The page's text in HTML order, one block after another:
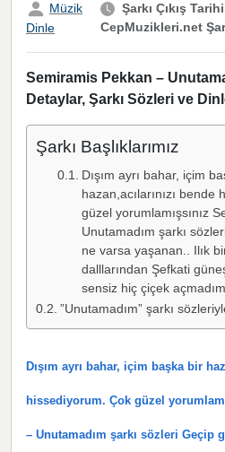
Müzik
Dinle
Şarkı Çıkış
CepMuzikleri.net
Semiramis Pekkan –
Detaylar, Şarkı Sözleri ve
Şarkı Başlıklarımız
Dışım ayrı bahar, içim
hazan,acılarınızı
güzel yorumlamışsınız
Unutamadım şarkı
ne varsa yaşanan.. Ilık
dalllarından Şefkati
sensiz hiç çiçek açmadım
”Unutamadım” şarkı
Dışım ayrı bahar, içim başka bir
hissediyorum. Çok güzel
– Unutamadım şarkı sözleri Geçip